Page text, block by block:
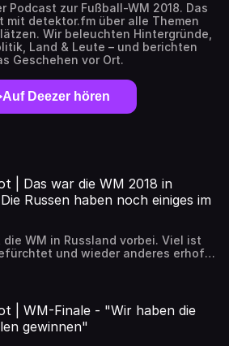
Podcast zur Fußball-WM 2018. Das
mit detektor.fm über alle Themen
Wir beleuchten Hintergründe,
Land & Leute – und berichten
Geschehen vor Ort.
Auf Deezer hören
| Das war die WM 2018 in
Russen haben noch einiges im
WM in Russland vorbei. Viel ist
und wieder anderes erhofft
gewesen? Die finale Folge
| WM-Finale - "Wir haben die
gewinnen"